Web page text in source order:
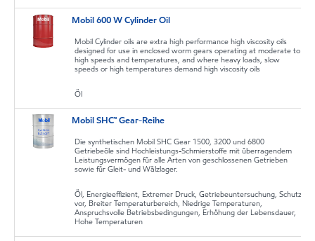
Mobil 600 W Cylinder Oil
Mobil Cylinder oils are extra high performance high viscosity oils
designed for use in enclosed worm gears operating at moderate to
high speeds and temperatures, and where heavy loads, slow
speeds or high temperatures demand high viscosity oils
Öl
Mobil SHC™ Gear-Reihe
Die synthetischen Mobil SHC Gear 1500, 3200 und 6800
Getriebeöle sind Hochleistungs-Schmierstoffe mit überragendem
Leistungsvermögen für alle Arten von geschlossenen Getrieben
sowie für Gleit- und Wälzlager.
Öl, Energieeffizient, Extremer Druck, Getriebeuntersuchung, Schutz
vor, Breiter Temperaturbereich, Niedrige Temperaturen,
Anspruchsvolle Betriebsbedingungen, Erhöhung der Lebensdauer,
Hohe Temperaturen